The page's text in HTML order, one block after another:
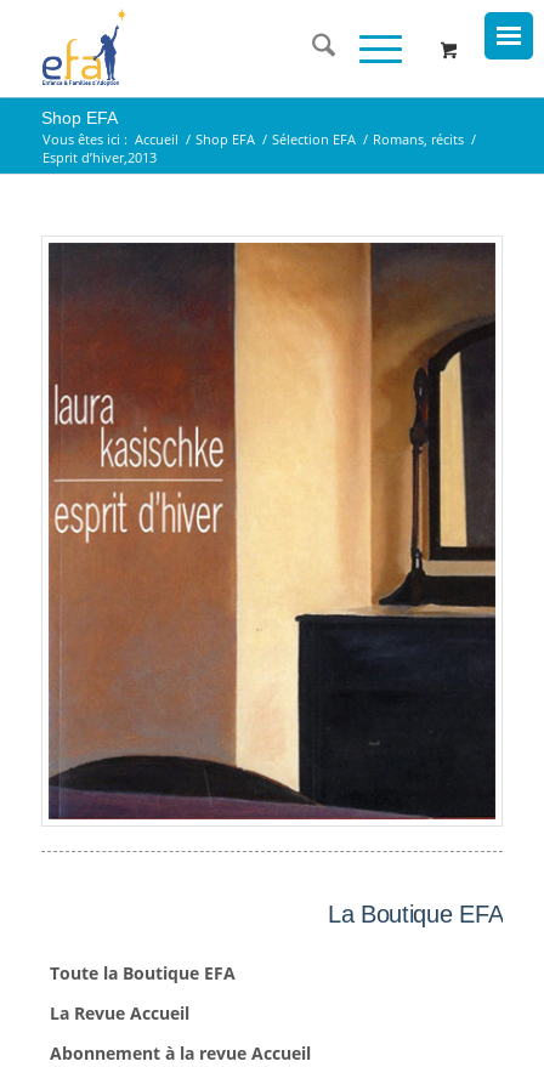
Shop EFA
Vous êtes ici : Accueil / Shop EFA / Sélection EFA / Romans, récits /
Esprit d’hiver,2013
La Boutique EFA
Toute la Boutique EFA
La Revue Accueil
Abonnement à la revue Accueil